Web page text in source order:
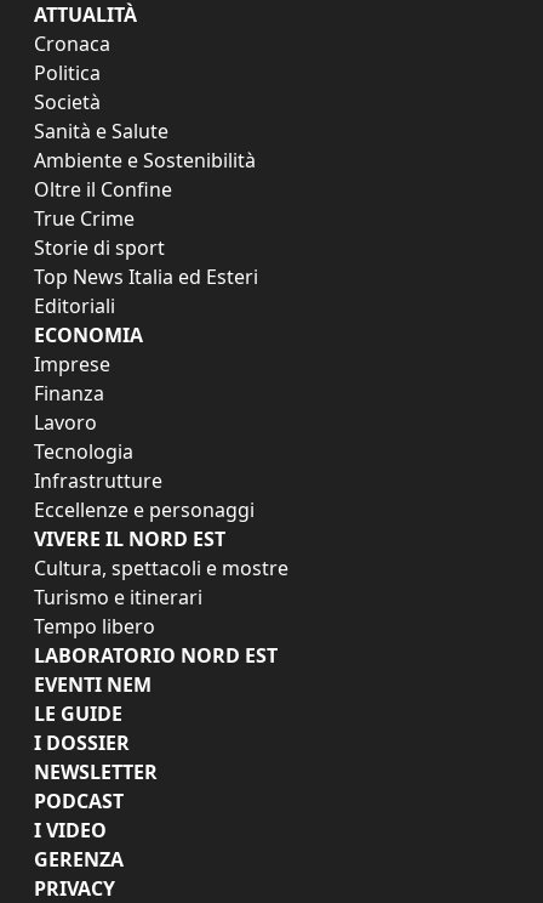
ATTUALITÀ
Cronaca
Politica
Società
Sanità e Salute
Ambiente e Sostenibilità
Oltre il Confine
True Crime
Storie di sport
Top News Italia ed Esteri
Editoriali
ECONOMIA
Imprese
Finanza
Lavoro
Tecnologia
Infrastrutture
Eccellenze e personaggi
VIVERE IL NORD EST
Cultura, spettacoli e mostre
Turismo e itinerari
Tempo libero
LABORATORIO NORD EST
EVENTI NEM
LE GUIDE
I DOSSIER
NEWSLETTER
PODCAST
I VIDEO
GERENZA
PRIVACY